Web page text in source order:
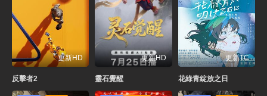
更新HD
反擊者2
更新HD
靈石覺醒
更新TC
花綠青綻放之日